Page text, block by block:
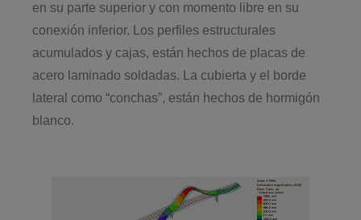
en su parte superior y con momento libre en su
conexión inferior. Los perfiles estructurales
acumulados y cajas, están hechos de placas de
acero laminado soldadas. La cubierta y el borde
lateral como “conchas”, están hechos de hormigón
blanco.